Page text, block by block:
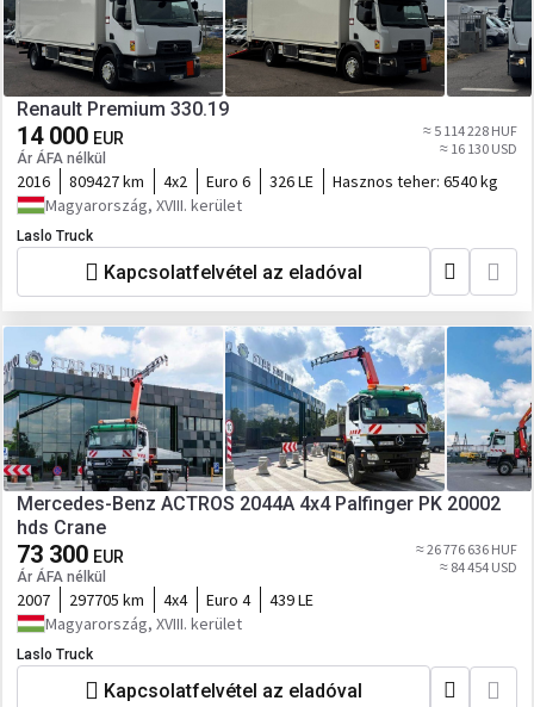
Renault Premium 330.19
14 000 EUR
Ár ÁFA nélkül
≈ 5 114 228 HUF
≈ 16 130 USD
2016 809427 km 4x2 Euro 6 326 LE Hasznos teher: 6540 kg
Magyarország, XVIII. kerület
Laslo Truck
Kapcsolatfelvétel az eladóval
Mercedes-Benz ACTROS 2044A 4x4 Palfinger PK 20002
hds Crane
73 300 EUR
Ár ÁFA nélkül
≈ 26 776 636 HUF
≈ 84 454 USD
2007 297705 km 4x4 Euro 4
439 LE
Magyarország, XVIII. kerület
Laslo Truck
Kapcsolatfelvétel az eladóval